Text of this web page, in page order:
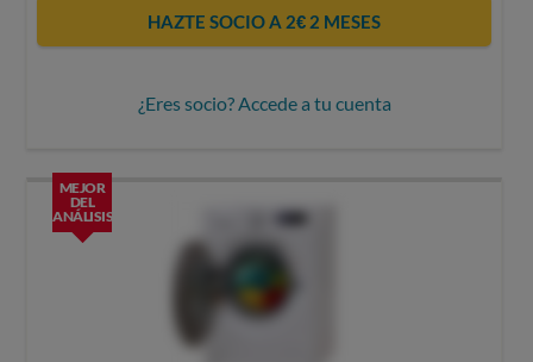
HAZTE SOCIO A 2€ 2 MESES
¿Eres socio? Accede a tu cuenta
MEJOR
DEL
ANÁLISIS